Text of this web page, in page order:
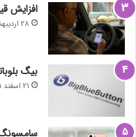
افزایش
28 اردیبهشت 1401
بیگ
21 اسفند 1401